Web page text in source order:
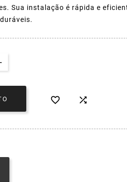
Sua instalação é rápida e
 